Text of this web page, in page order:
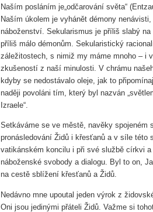
Naším posláním je„odčarování světa“
Naším úkolem je vyhánět démony
náboženství. Sekularismus je příliš slabý
příliš málo démonům. Sekularistický
záležitostech, s nimiž my máme mnoho – i
zkušeností z naší minulosti. V chrámu
kdyby se nedostávalo oleje, jak to
naději povoláni tím, který byl nazván
Izraele“.
Setkáváme se ve městě, navěky spojeném
pronásledování Židů i křesťanů a v síle této
vatikánském koncilu i při své službě církvi
náboženské svobody a dialogu. Byl to on,
na cestě sblížení křesťanů a Židů.
Nedávno mne upoutal jeden výrok z
Oni jsou jedinými přáteli Židů. Važme si